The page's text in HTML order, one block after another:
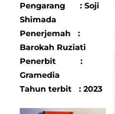
Pengarang : Soji
Shimada
Penerjemah :
Barokah Ruziati
Penerbit :
Gramedia
Tahun terbit : 2023